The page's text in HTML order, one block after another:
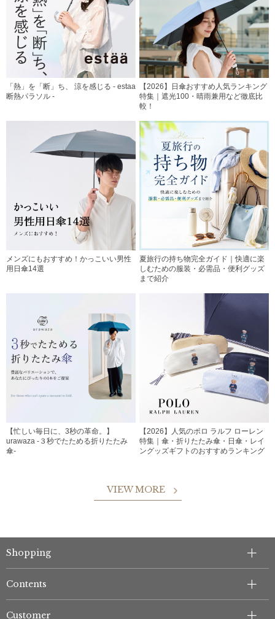
「熱」を「断」ち、 涼を感じる - estaa
断熱パラソル -
【2026】日傘おすすめ人気ランキング
特集｜遮光100・晴雨兼用など徹底比
較！
メンズにもおすすめ！かっこいい男性
用日傘14選
夏旅行の持ち物完全ガイド｜快適に楽
しむための服装・必需品・便利グッズ
まで紹介
【忙しい毎日に、3秒の革命。】
urawaza -３秒でたためる折りたたみ
傘-
【2026】人気のポロ ラルフ ローレン
特集｜傘・折りたたみ傘・日傘・レイ
ングッズギフトのおすすめランキング
VIEW MORE
Shopping
Contents
Customer